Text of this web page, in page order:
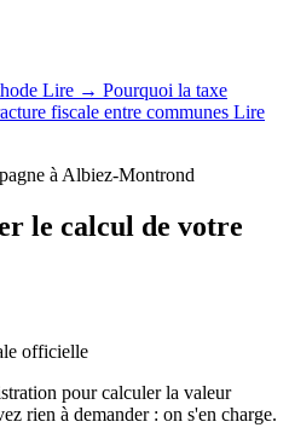
Lire → Pourquoi la taxe
fiscale entre communes Lire
à Albiez-Montrond
le calcul de votre
officielle
pour calculer la valeur
rien à demander : on s'en charge.